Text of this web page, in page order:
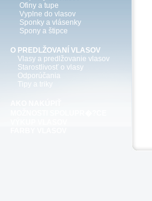
Ofiny a tupe
Vyplne do vlasov
Sponky a vlásenky
Spony a štipce
O PREDLŽOVANÍ VLASOV
Vlasy a predlžovanie vlasov
Starostlivosť o vlasy
Odporúčania
Tipy a triky